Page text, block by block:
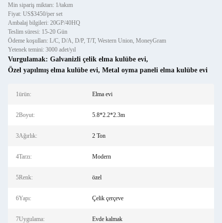
Min sipariş miktarı: 1/takım
Fiyat: US$3450/per set
Ambalaj bilgileri: 20GP/40HQ
Teslim süresi: 15-20 Gün
Ödeme koşulları: L/C, D/A, D/P, T/T, Western Union, MoneyGram
Yetenek temini: 3000 adet/yıl
Vurgulamak: Galvanizli çelik elma kulübe evi,
Özel yapılmış elma kulübe evi, Metal oyma paneli elma kulübe evi
1ürün: Elma evi
2Boyut: 5.8*2.2*2.3m
3Ağırlık: 2 Ton
4Tarzı: Modern
5Renk: özel
6Yapı: Çelik çerçeve
7Uygulama: Evde kalmak